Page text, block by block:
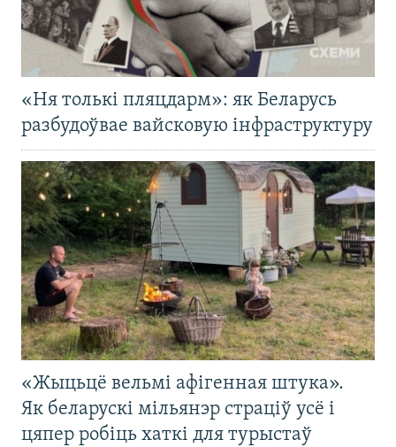
«Ня толькі пляцдарм»: як Беларусь
разбудоўвае вайсковую інфраструктуру
«Жыцьцё вельмі афігенная штука».
Як беларускі мільянэр страціў усё і
цяпер робіць хаткі для турыстаў